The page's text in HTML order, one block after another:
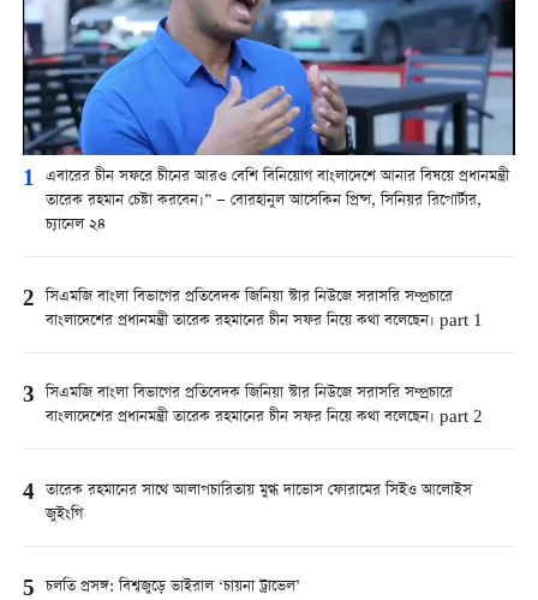
1 এবারের চীন সফরে চীনের আরও বেশি বিনিয়োগ বাংলাদেশে আনার বিষয়ে প্রধানমন্ত্রী
তারেক রহমান চেষ্টা করবেন।” — বোরহানুল আসেকিন প্রিন্স, সিনিয়র রিপোর্টার,
চ্যানেল ২৪
2 সিএমজি বাংলা বিভাগের প্রতিবেদক জিনিয়া স্টার নিউজে সরাসরি সম্প্রচারে
বাংলাদেশের প্রধানমন্ত্রী তারেক রহমানের চীন সফর নিয়ে কথা বলেছেন। part 1
3 সিএমজি বাংলা বিভাগের প্রতিবেদক জিনিয়া স্টার নিউজে সরাসরি সম্প্রচারে
বাংলাদেশের প্রধানমন্ত্রী তারেক রহমানের চীন সফর নিয়ে কথা বলেছেন। part 2
4 তারেক রহমানের সাথে আলাপচারিতায় মুগ্ধ দাভোস ফোরামের সিইও আলোইস
জুইংগি
5 চলতি প্রসঙ্গ: বিশ্বজুড়ে ভাইরাল ‘চায়না ট্রাভেল’